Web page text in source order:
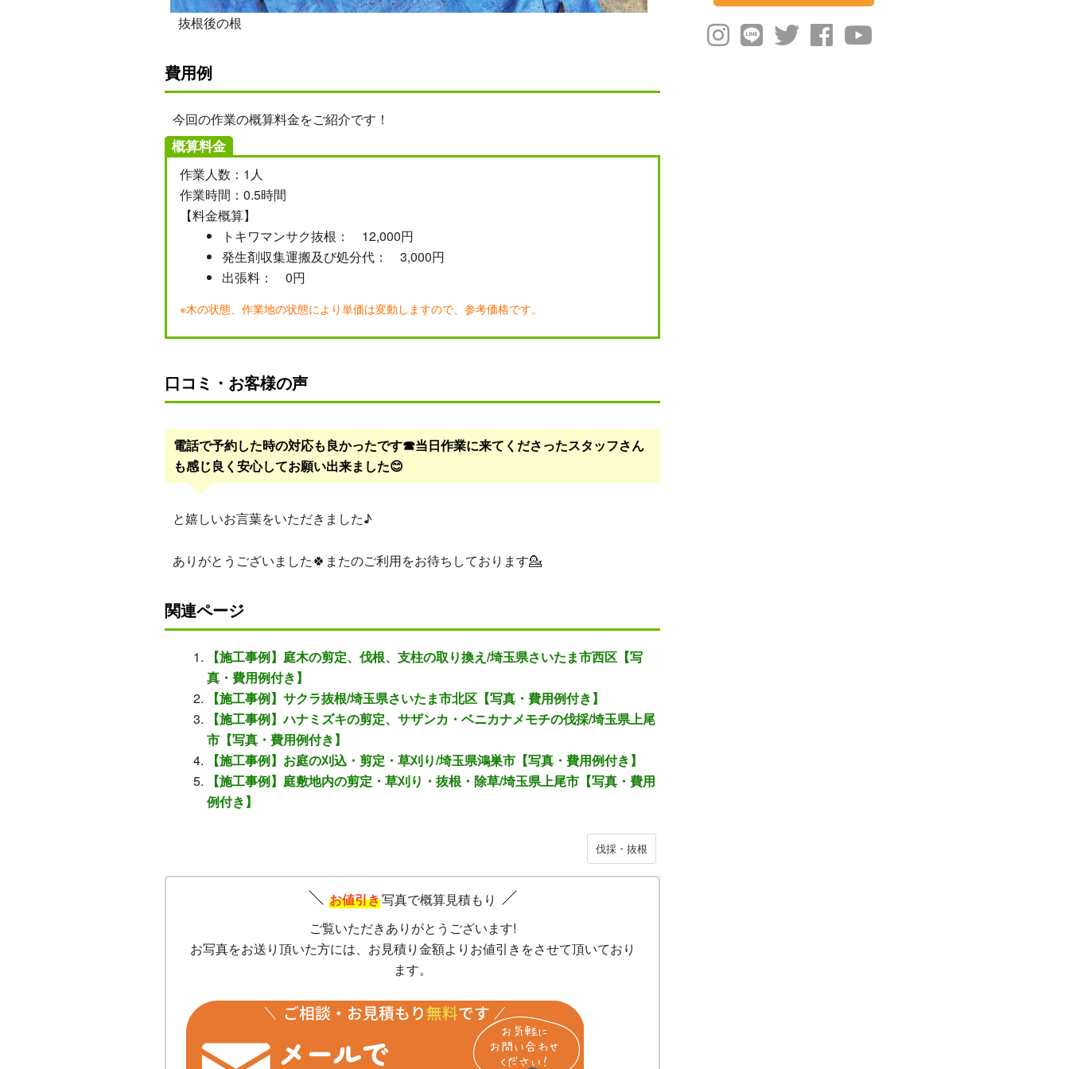
抜根後の根
費用例
今回の作業の概算料金をご紹介です！
概算料金
作業人数：1人
作業時間：0.5時間
【料金概算】
トキワマンサク抜根： 12,000円
発生剤収集運搬及び処分代： 3,000円
出張料： 0円
※木の状態、作業地の状態により単価は変動しますので、参考価格です。
口コミ・お客様の声
電話で予約した時の対応も良かったです☎当日作業に来てくださったスタッフさん
も感じ良く安心してお願い出来ました😊
と嬉しいお言葉をいただきました♪
ありがとうございました🍀またのご利用をお待ちしております💁
関連ページ
【施工事例】庭木の剪定、伐根、支柱の取り換え/埼玉県さいたま市西区【写
真・費用例付き】
【施工事例】サクラ抜根/埼玉県さいたま市北区【写真・費用例付き】
【施工事例】ハナミズキの剪定、サザンカ・ベニカナメモチの伐採/埼玉県上尾
市【写真・費用例付き】
【施工事例】お庭の刈込・剪定・草刈り/埼玉県鴻巣市【写真・費用例付き】
【施工事例】庭敷地内の剪定・草刈り・抜根・除草/埼玉県上尾市【写真・費用
例付き】
伐採・抜根
お値引き写真で概算見積もり
ご覧いただきありがとうございます!
お写真をお送り頂いた方には、お見積り金額よりお値引きをさせて頂いており
ます。